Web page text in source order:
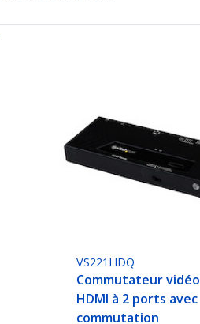
VS221HDQ
Commutateur vidéo
HDMI à 2 ports avec
commutation